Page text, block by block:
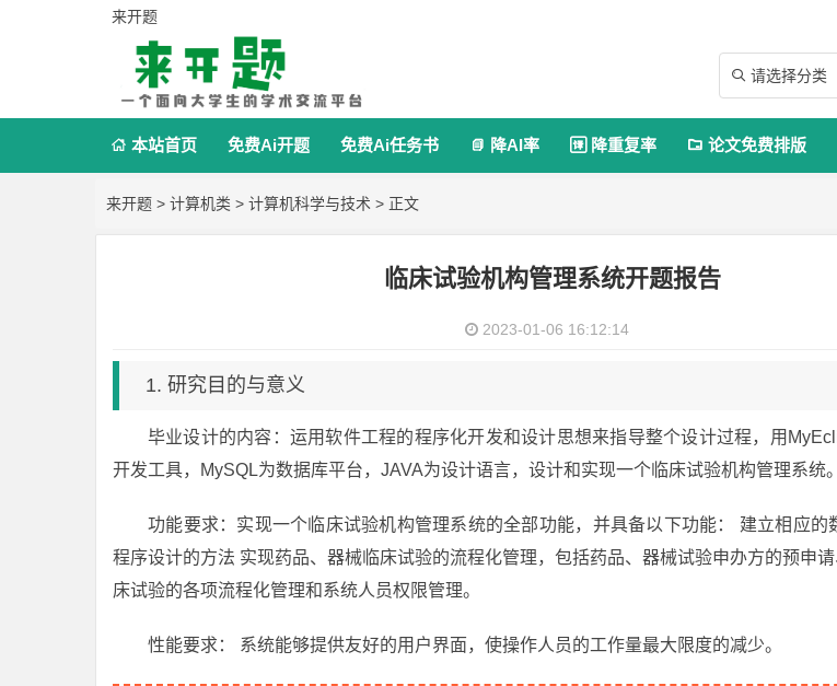
来开题
 请选择分类
 本站首页 免费Ai开题 免费Ai任务书  降AI率  降重复率  论文免费排版
来开题 > 计算机类 > 计算机科学与技术 > 正文
临床试验机构管理系统开题报告
2023-01-06 16:12:14
1. 研究目的与意义
毕业设计的内容：运用软件工程的程序化开发和设计思想来指导整个设计过程，用
开发工具，MySQL为数据库平台，JAVA为设计语言，设计和实现一个临床试验机构管理系统。
功能要求：实现一个临床试验机构管理系统的全部功能，并具备以下功能： 建立相应的
程序设计的方法 实现药品、器械临床试验的流程化管理，包括药品、器械试验申办方的预申
床试验的各项流程化管理和系统人员权限管理。
性能要求： 系统能够提供友好的用户界面，使操作人员的工作量最大限度的减少。